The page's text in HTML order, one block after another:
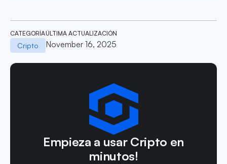
CATEGORÍA
Cripto
ÚLTIMA ACTUALIZACIÓN
November 16, 2025
Empieza a usar Cripto en
minutos!